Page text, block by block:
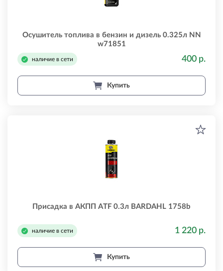
Осушитель топлива в бензин и дизель 0.325л NN
w71851
наличие в сети 400 р.
Купить
Присадка в АКПП ATF 0.3л BARDAHL 1758b
наличие в сети 1 220 р.
Купить